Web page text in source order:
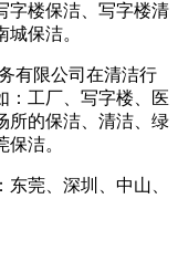
字楼保洁、写字楼清
保洁。
有限公司在清洁行
：工厂、写字楼、医
所的保洁、清洁、绿
洁。
莞、深圳、中山、